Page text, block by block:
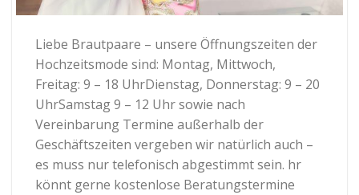
Liebe Brautpaare – unsere Öffnungszeiten der
Hochzeitsmode sind: Montag, Mittwoch,
Freitag: 9 – 18 UhrDienstag, Donnerstag: 9 – 20
UhrSamstag 9 – 12 Uhr sowie nach
Vereinbarung Termine außerhalb der
Geschäftszeiten vergeben wir natürlich auch –
es muss nur telefonisch abgestimmt sein. hr
könnt gerne kostenlose Beratungstermine